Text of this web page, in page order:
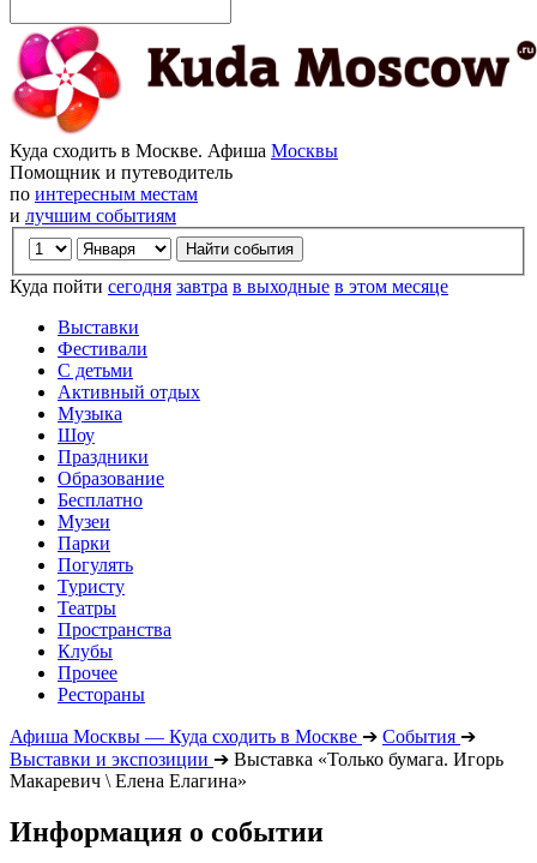
Куда сходить в Москве. Афиша Москвы
Помощник и путеводитель
по интересным местам
и лучшим событиям
Куда пойти сегодня завтра в выходные в этом месяце
Выставки
Фестивали
С детьми
Активный отдых
Музыка
Шоу
Праздники
Образование
Бесплатно
Музеи
Парки
Погулять
Туристу
Театры
Пространства
Клубы
Прочее
Рестораны
Афиша Москвы — Куда сходить в Москве ➔ События ➔
Выставки и экспозиции ➔ Выставка «Только бумага. Игорь
Макаревич \ Елена Елагина»
Информация о событии